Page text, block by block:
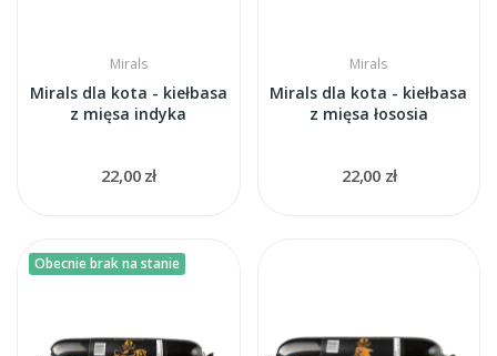
Mirals
Mirals dla kota - kiełbasa
z mięsa indyka
22,00 zł
Mirals
Mirals dla kota - kiełbasa
z mięsa łososia
22,00 zł
Obecnie brak na stanie